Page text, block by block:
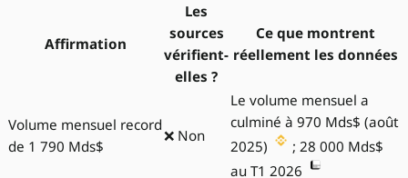
Affirmation
Les
sources
vérifient-
elles ?
Ce que montrent
réellement les données
Volume mensuel record
de 1 790 Mds$
❌ Non
Le volume mensuel a
culminé à 970 Mds$ (août
2025)
; 28 000 Mds$
au T1 2026